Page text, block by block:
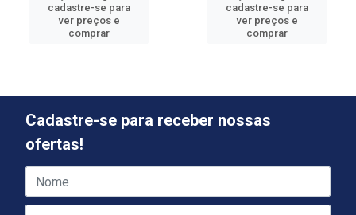
cadastre-se para
ver preços e
comprar
cadastre-se para
ver preços e
comprar
Cadastre-se para receber nossas
ofertas!